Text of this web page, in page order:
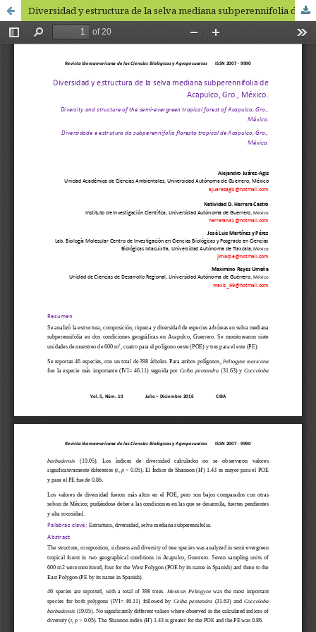
Diversidad y estructura de la selva mediana subperennifolia de Acapulco, Gro., México / Diversity and structure of the semi-evergreen tropical forest of Acapulco, Gro., México.